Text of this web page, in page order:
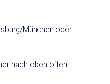
München oder
nach oben offen